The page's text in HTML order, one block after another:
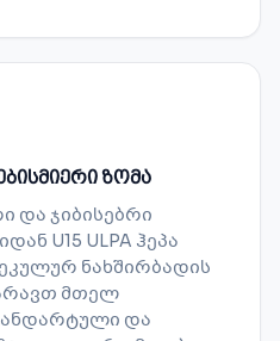
ზომა
და ჯიბისებრი
U15 ULPA ჰეპა
ნახშირბადის
მთელ
და